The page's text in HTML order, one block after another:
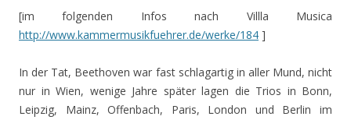
[im folgenden Infos nach Villla Musica
http://www.kammermusikfuehrer.de/werke/184 ]
In der Tat, Beethoven war fast schlagartig in aller Mund, nicht
nur in Wien, wenige Jahre später lagen die Trios in Bonn,
Leipzig, Mainz, Offenbach, Paris, London und Berlin im